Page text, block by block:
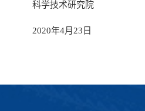
科学技术研究院
2020年4月23日